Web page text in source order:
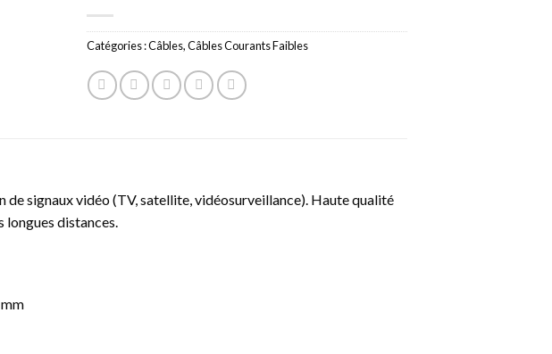
Catégories :Câbles,Câbles Courants Faibles
signaux vidéo (TV, satellite, vidéosurveillance). Haute qualité
longues distances.